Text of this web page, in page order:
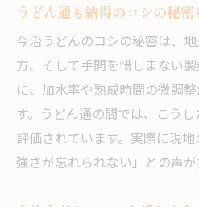
うどん通も納得のコシの秘密
今治うどんのコシの秘密は、
方、そして手間を惜しまない
に、加水率や熟成時間の微調
す。うどん通の間では、こう
評価されています。実際に現
強さが忘れられない」との声が